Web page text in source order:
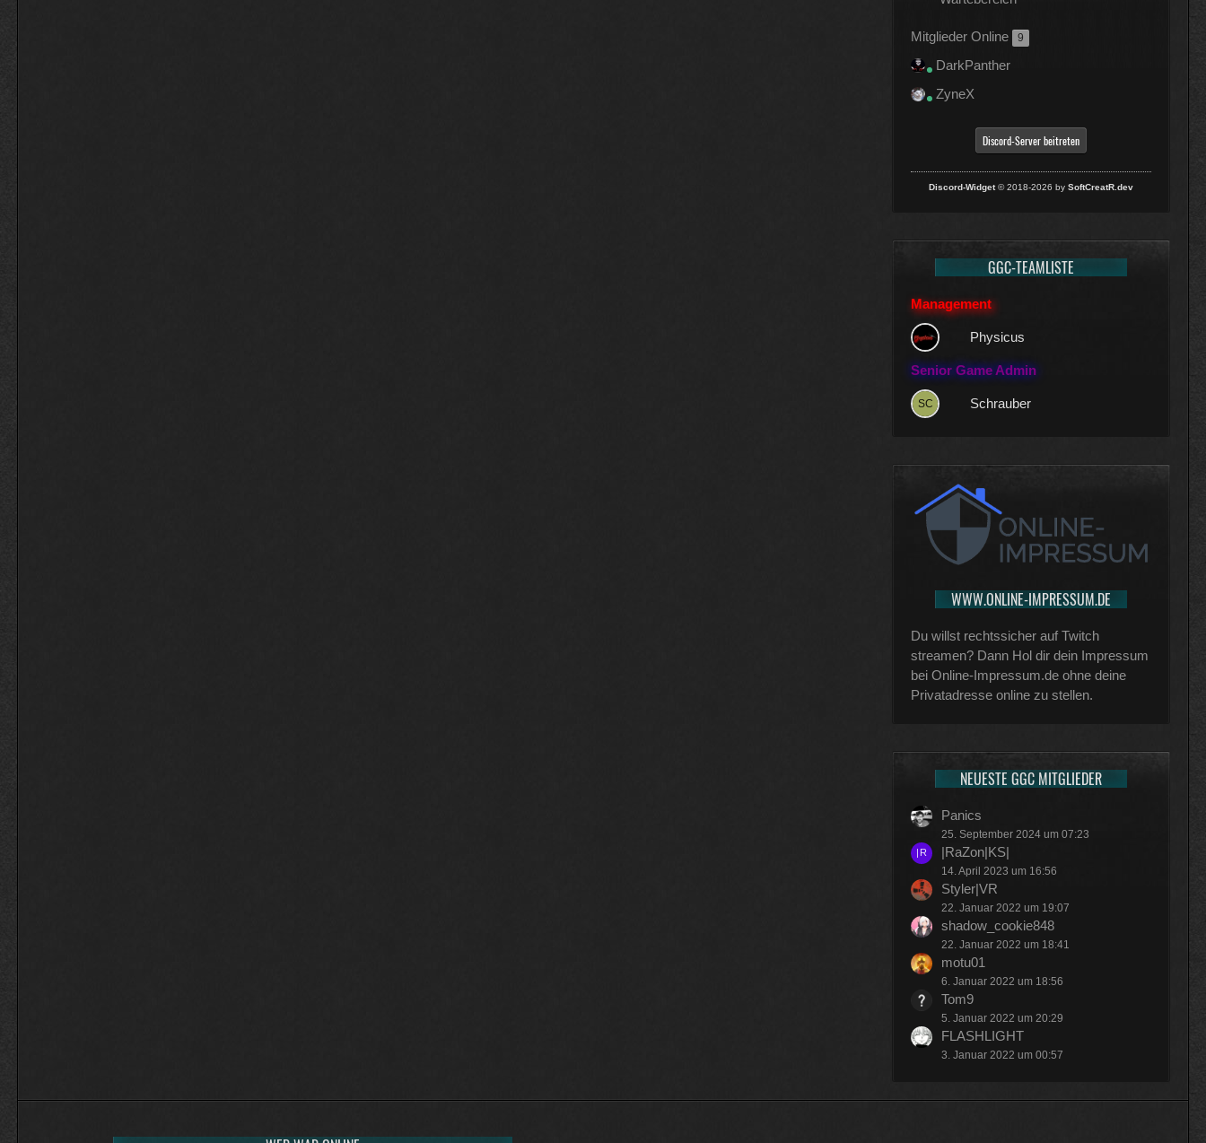
Mitglieder Online 9
DarkPanther
ZyneX
Discord-Server beitreten
Discord-Widget© 2018-2026 by SoftCreatR.dev
GGC-TEAMLISTE
Management
Physicus
Senior Game Admin
Schrauber
WWW.ONLINE-IMPRESSUM.DE
Du willst rechtssicher auf Twitch
streamen? Dann Hol dir dein Impressum
bei Online-Impressum.de ohne deine
Privatadresse online zu stellen.
NEUESTE GGC MITGLIEDER
Panics
25. September 2024 um 07:23
|RaZon|KS|
14. April 2023 um 16:56
Styler|VR
22. Januar 2022 um 19:07
shadow_cookie848
22. Januar 2022 um 18:41
motu01
6. Januar 2022 um 18:56
Tom9
5. Januar 2022 um 20:29
FLASHLIGHT
3. Januar 2022 um 00:57